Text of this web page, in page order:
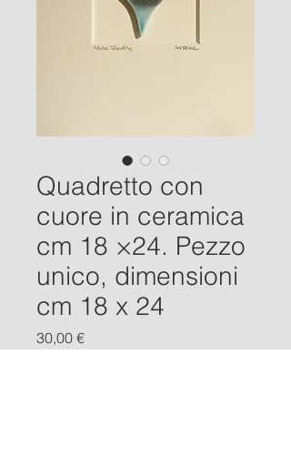
Quadretto con
cuore in ceramica
cm 18 ×24. Pezzo
unico, dimensioni
cm 18 x 24
30,00 €Prezzo